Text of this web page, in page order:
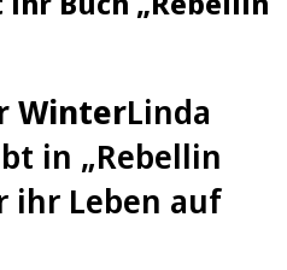
WinterLinda
in „Rebellin
ihr Leben auf